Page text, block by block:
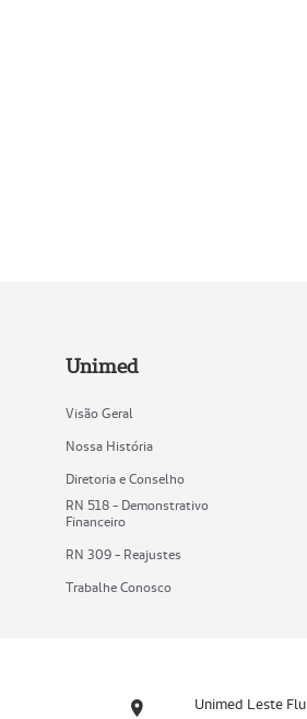
Unimed
Visão Geral
Nossa História
Diretoria e Conselho
RN 518 - Demonstrativo
Financeiro
RN 309 - Reajustes
Trabalhe Conosco
Unimed Leste